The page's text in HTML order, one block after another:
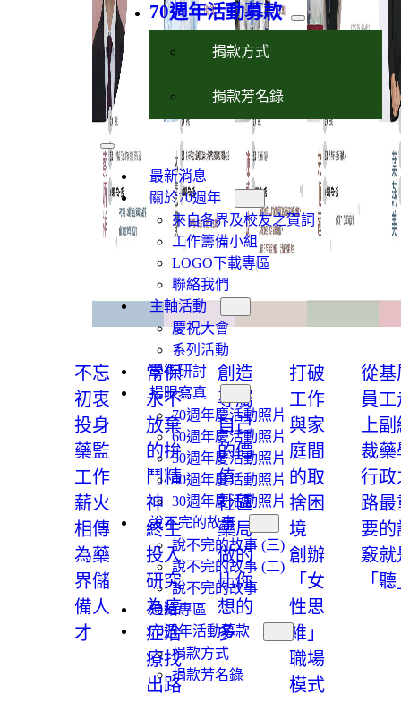
70週年活動募款
捐款方式
捐款芳名錄
最新消息
關於70週年
來自各界及校友之賀詞
工作籌備小組
LOGO下載專區
聯絡我們
主軸活動
慶祝大會
系列活動
學術研討
揚眼寫真
70週年慶活動照片
60週年慶活動照片
50週年慶活動照片
40週年慶活動照片
30週年慶活動照片
說不完的故事
說不完的故事 (三)
說不完的故事 (二)
說不完的故事
連結專區
70週年活動募款
捐款方式
捐款芳名錄
不忘
初衷
投身
藥監
工作
薪火
相傳
為藥
界儲
備人
才
常保
永不
放棄
的拚
鬥精
神
終生
投入
研究
為癌
症治
療找
出路
創造
專屬
自己
的價
值
社區
藥局
做的
比你
想的
多
打破
工作
與家
庭間
的取
捨困
境
創辦
「女
性思
維」
職場
模式
從基
員工
上
裁藥
行政
路最
要的
竅就
「